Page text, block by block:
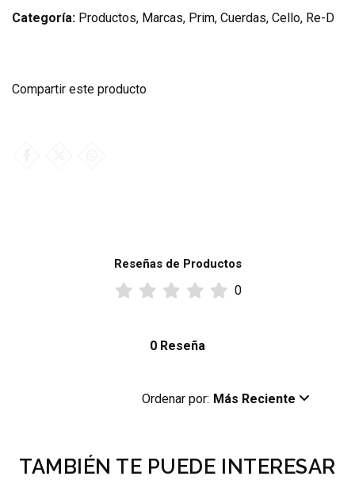
Categoría: Productos, Marcas, Prim, Cuerdas, Cello, Re-D
Compartir este producto
Reseñas de Productos
0
0 Reseña
Ordenar por: Más Reciente
TAMBIÉN TE PUEDE INTERESAR